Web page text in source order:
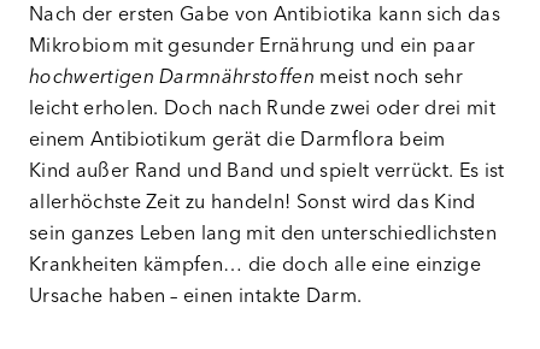
Nach der ersten Gabe von Antibiotika kann sich das
Mikrobiom mit gesunder Ernährung und ein paar
hochwertigen Darmnährstoffen meist noch sehr
leicht erholen. Doch nach Runde zwei oder drei mit
einem Antibiotikum gerät die Darmflora beim
Kind außer Rand und Band und spielt verrückt. Es ist
allerhöchste Zeit zu handeln! Sonst wird das Kind
sein ganzes Leben lang mit den unterschiedlichsten
Krankheiten kämpfen… die doch alle eine einzige
Ursache haben – einen intakte Darm.